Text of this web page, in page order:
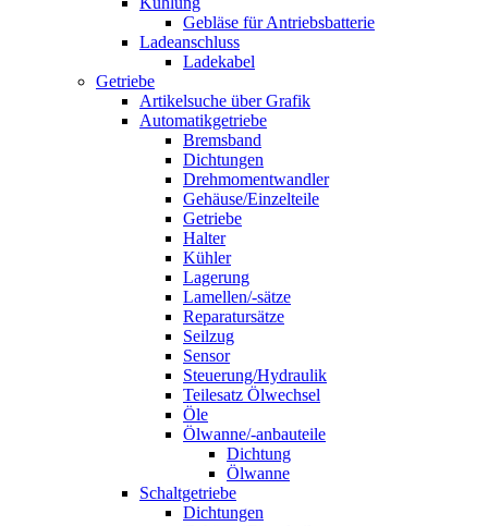
Gebläse für Antriebsbatterie
Ladeanschluss
Ladekabel
Getriebe
Artikelsuche über Grafik
Automatikgetriebe
Bremsband
Dichtungen
Drehmomentwandler
Gehäuse/Einzelteile
Getriebe
Halter
Kühler
Lagerung
Lamellen/-sätze
Reparatursätze
Seilzug
Sensor
Steuerung/Hydraulik
Teilesatz Ölwechsel
Öle
Ölwanne/-anbauteile
Dichtung
Ölwanne
Schaltgetriebe
Dichtungen